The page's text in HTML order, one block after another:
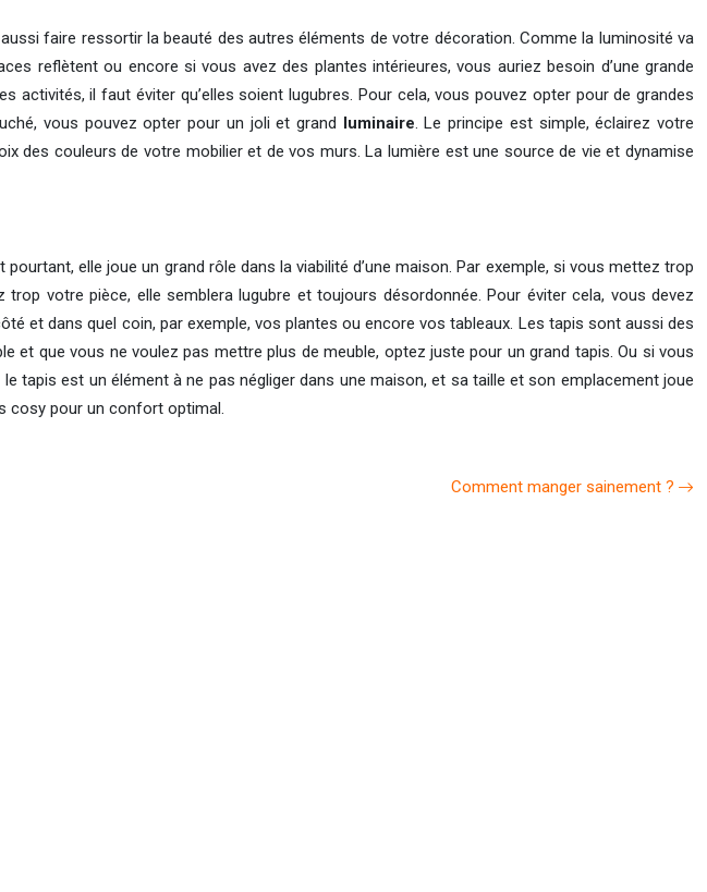
faire ressortir la beauté des autres éléments de votre décoration. Comme la luminosité va
reflètent ou encore si vous avez des plantes intérieures, vous auriez besoin d’une grande
activités, il faut éviter qu’elles soient lugubres. Pour cela, vous pouvez opter pour de grandes
vous pouvez opter pour un joli et grand luminaire. Le principe est simple, éclairez votre
des couleurs de votre mobilier et de vos murs. La lumière est une source de vie et dynamise
elle joue un grand rôle dans la viabilité d’une maison. Par exemple, si vous mettez trop
votre pièce, elle semblera lugubre et toujours désordonnée. Pour éviter cela, vous devez
et dans quel coin, par exemple, vos plantes ou encore vos tableaux. Les tapis sont aussi des
et que vous ne voulez pas mettre plus de meuble, optez juste pour un grand tapis. Ou si vous
tapis est un élément à ne pas négliger dans une maison, et sa taille et son emplacement joue
cosy pour un confort optimal.
Comment manger sainement ?